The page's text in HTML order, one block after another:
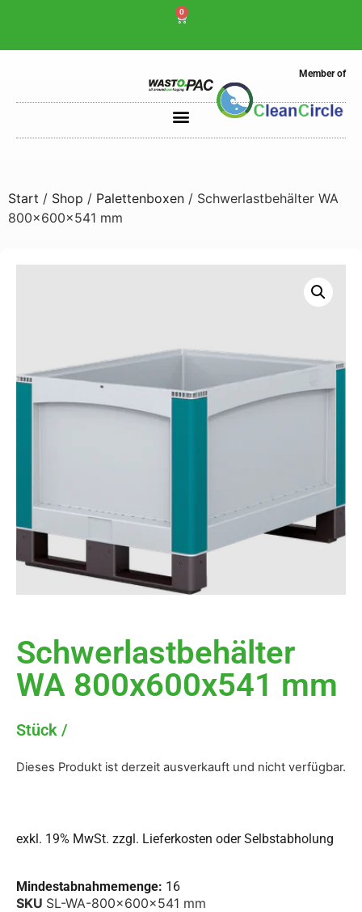
0
Member of
Start / Shop / Palettenboxen / Schwerlastbehälter WA
800x600x541 mm
Schwerlastbehälter
WA 800x600x541 mm
Dieses Produkt ist derzeit ausverkauft und nicht verfügbar.
exkl. 19% MwSt. zzgl. Lieferkosten oder Selbstabholung
Mindestabnahmemenge: 16
SKU SL-WA-800x600x541 mm